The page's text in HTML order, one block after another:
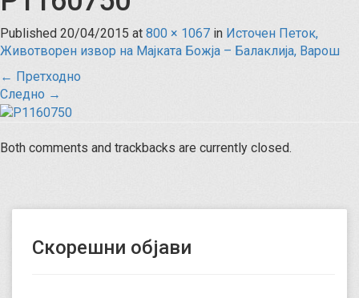
Published 20/04/2015 at 800 × 1067 in Источен Петок,
Животворен извор на Мајката Божја – Балаклија, Варош
← Претходно
Следно →
Both comments and trackbacks are currently closed.
Скорешни објави